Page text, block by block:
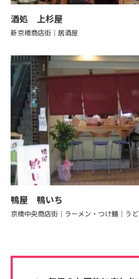
酒処 上杉屋
新京橋商店街 居酒屋
鴨屋 鴨いち
京橋中央商店街 ラーメン・つけ麺 う